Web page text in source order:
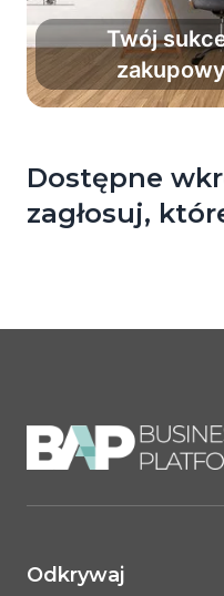
Twój
Zwiększ
Dostępne
zagłosuj,
Odkrywaj